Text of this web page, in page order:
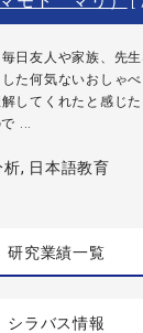
日友人や家族、先
た何気ないおしゃ
してくれたと感じ
...
析, 日本語教育
研究業績一覧
シラバス情報